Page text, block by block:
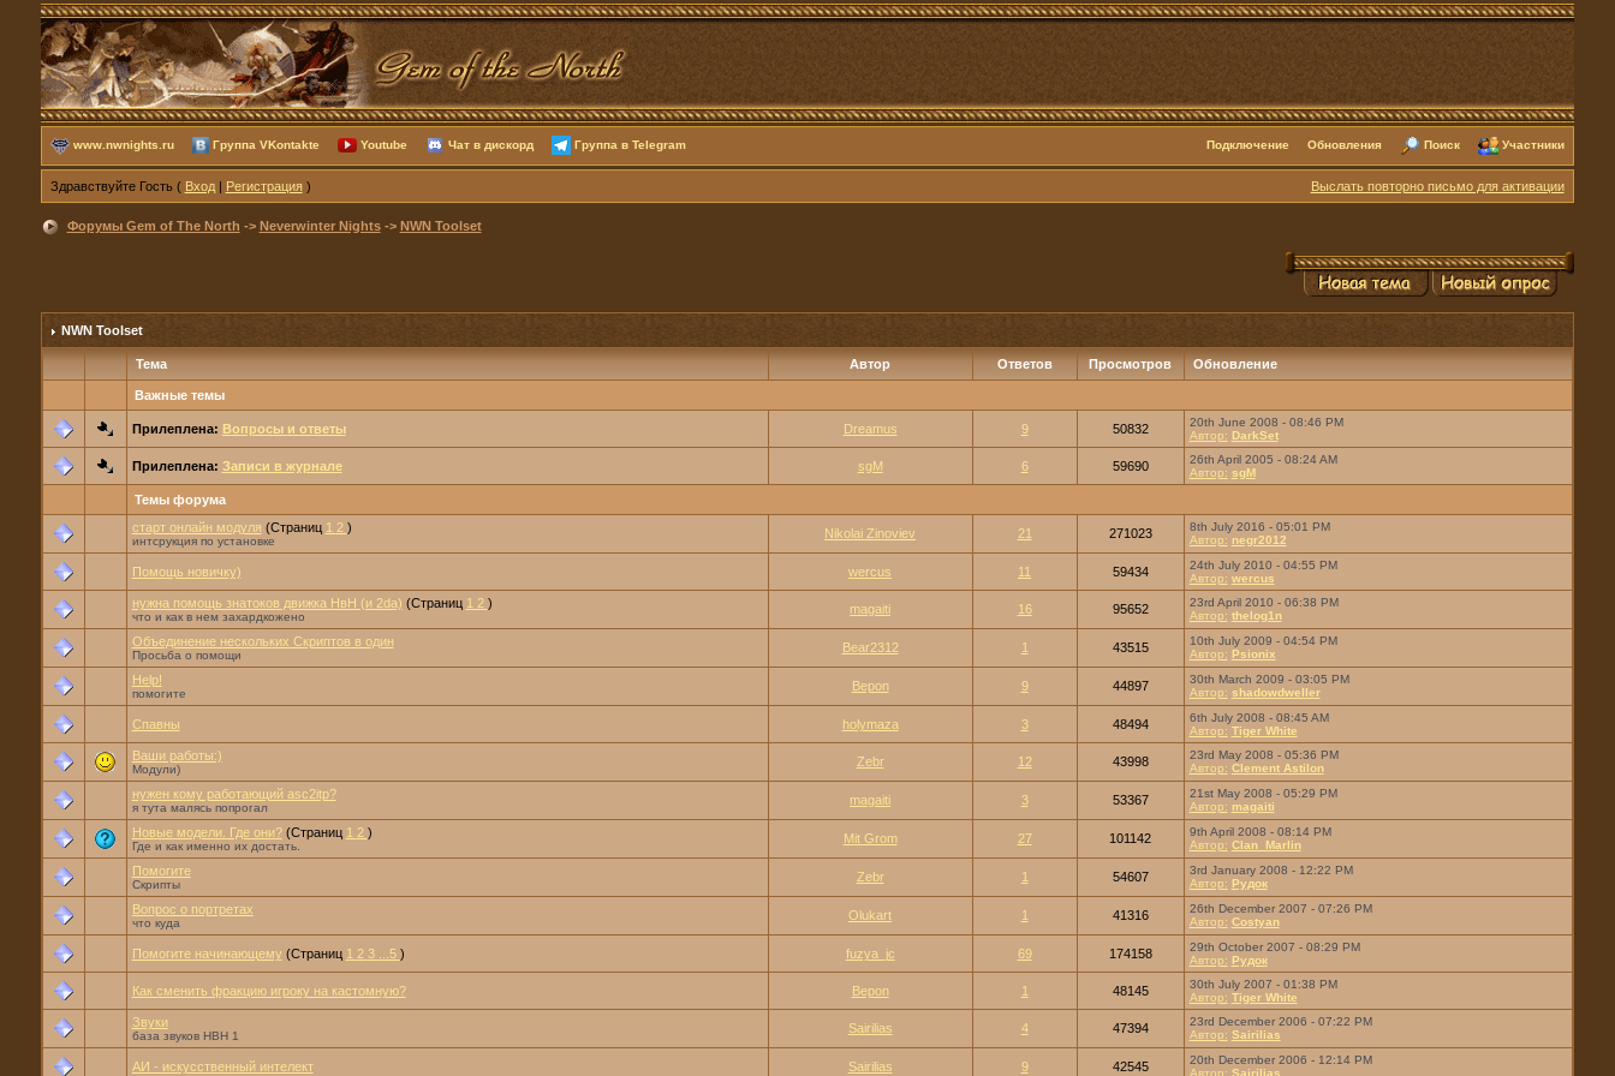
www.nwnights.ru Группа VKontakte Youtube Чат в дискорд Группа в Telegram Подключение Обновления Поиск Участники
Здравствуйте Гость ( Вход| Регистрация) Выслать повторно письмо для активации
Форумы Gem of The North -> Neverwinter Nights-> NWN Toolset
NWN Toolset
Тема Автор Ответов Просмотров Обновление
Важные темы
Прилеплена: Вопросы и ответы Dreamus 9 50832
20th June 2008 - 08:46 PM
Автор: DarkSet
Прилеплена: Записи в журнале sgM 6 59690
26th April 2005 - 08:24 AM
Автор: sgM
Темы форума
старт онлайн модуля (Страниц 1 2 )
интсрукция по установке
Nikolai Zinoviev 21 271023
8th July 2016 - 05:01 PM
Автор: negr2012
Помощь новичку) wercus 11 59434
24th July 2010 - 04:55 PM
Автор: wercus
нужна помощь знатоков движка НвН (и 2da) (Страниц 1 2 )
что и как в нем захардкожено
magaiti 16 95652
23rd April 2010 - 06:38 PM
Автор: thelog1n
Объединение нескольких Скриптов в один
Просьба о помощи
Bear2312 1 43515
10th July 2009 - 04:54 PM
Автор: Psionix
Help!
помогите
Bepon 9 44897
30th March 2009 - 03:05 PM
Автор: shadowdweller
Спавны holymaza 3 48494
6th July 2008 - 08:45 AM
Автор: Tiger White
Ваши работы:)
Модули)
Zebr 12 43998
23rd May 2008 - 05:36 PM
Автор: Clement Astilon
нужен кому работающий asc2itp?
я тута малясь попрогал
magaiti 3 53367
21st May 2008 - 05:29 PM
Автор: magaiti
Новые модели. Где они? (Страниц 1 2 )
Где и как именно их достать.
Mit Grom 27 101142
9th April 2008 - 08:14 PM
Автор: Clan_Marlin
Помогите
Скрипты
Zebr 1 54607
3rd January 2008 - 12:22 PM
Автор: Рудок
Вопрос о портретах
что куда
Olukart 1 41316
26th December 2007 - 07:26 PM
Автор: Costyan
Помогите начинающему (Страниц 1 2 3 ...5 ) fuzya_jc 69 174158
29th October 2007 - 08:29 PM
Автор: Рудок
Как сменить фракцию игроку на кастомную? Bepon 1 48145
30th July 2007 - 01:38 PM
Автор: Tiger White
Звуки
база звуков НВН 1
Sairilias 4 47394
23rd December 2006 - 07:22 PM
Автор: Sairilias
АИ - искусственный интелект Sairilias 9 42545
20th December 2006 - 12:14 PM
Автор: Sairilias